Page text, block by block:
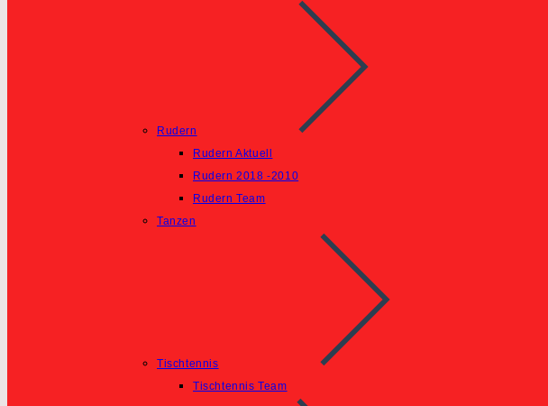
Rudern
Rudern Aktuell
Rudern 2018 -2010
Rudern Team
Tanzen
Tischtennis
Tischtennis Team